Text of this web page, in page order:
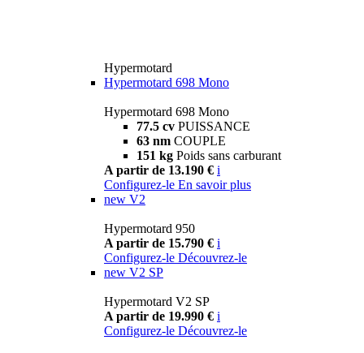
Hypermotard
Hypermotard 698 Mono
Hypermotard 698 Mono
77.5 cv PUISSANCE
63 nm COUPLE
151 kg Poids sans carburant
A partir de 13.190 € i
Configurez-le En savoir plus
new V2
Hypermotard 950
A partir de 15.790 € i
Configurez-le Découvrez-le
new V2 SP
Hypermotard V2 SP
A partir de 19.990 € i
Configurez-le Découvrez-le